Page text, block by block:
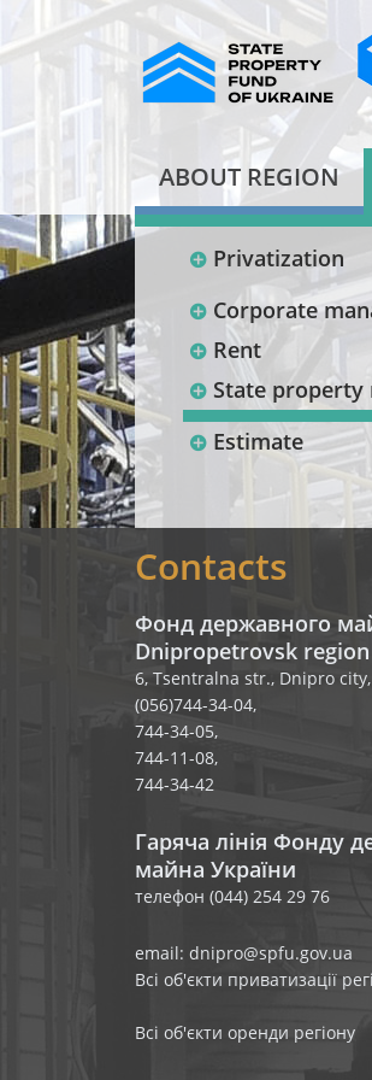
ABOUT REGION
Privatization
Corporate
Rent
State property
Estimate
Contacts
Фонд державного
Dnipropetrovsk region
6, Tsentralna str., Dnipro
(056)744-34-04,
744-34-05,
744-11-08,
744-34-42
Гаряча лінія Фонду
майна України
телефон (044) 254 29 76
email: dnipro@spfu.gov.ua
Всі об'єкти приватизації
Всі об'єкти оренди регіону